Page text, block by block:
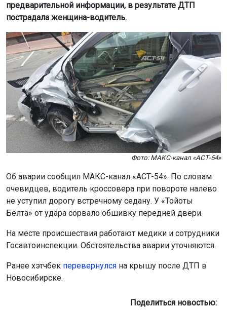
предварительной информации, в результате ДТП
пострадала женщина-водитель.
Фото: МАКС-канал «АСТ-54»
Об аварии сообщил МАКС-канал «АСТ-54». По словам
очевидцев, водитель кроссовера при повороте налево
не уступил дорогу встречному седану. У «Тойоты
Белта» от удара сорвало обшивку передней двери.
На месте происшествия работают медики и сотрудники
Госавтоинспекции. Обстоятельства аварии уточняются.
Ранее хэтчбек перевернулся на крышу после ДТП в
Новосибирске.
Поделиться новостью: